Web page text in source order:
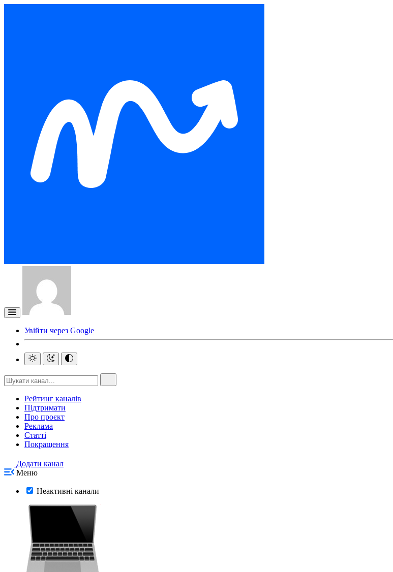
Увійти через Google
Рейтинг каналів
Підтримати
Про проєкт
Реклама
Статті
Покращення
Додати канал
Меню
Неактивні канали